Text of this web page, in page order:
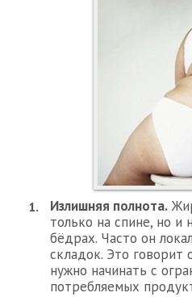
Излишняя полнота.
только на спине, но и
бёдрах. Часто он
складок. Это говорит
нужно начинать с
потребляемых